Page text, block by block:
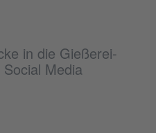
in die Gießerei-
Media